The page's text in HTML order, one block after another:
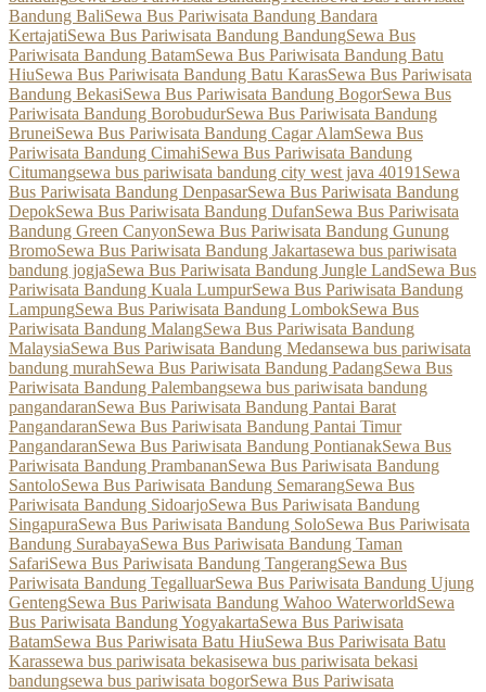
Bandung BaliSewa Bus Pariwisata Bandung Bandara
KertajatiSewa Bus Pariwisata Bandung BandungSewa Bus
Pariwisata Bandung BatamSewa Bus Pariwisata Bandung Batu
HiuSewa Bus Pariwisata Bandung Batu KarasSewa Bus Pariwisata
Bandung BekasiSewa Bus Pariwisata Bandung BogorSewa Bus
Pariwisata Bandung BorobudurSewa Bus Pariwisata Bandung
BruneiSewa Bus Pariwisata Bandung Cagar AlamSewa Bus
Pariwisata Bandung CimahiSewa Bus Pariwisata Bandung
Citumangsewa bus pariwisata bandung city west java 40191Sewa
Bus Pariwisata Bandung DenpasarSewa Bus Pariwisata Bandung
DepokSewa Bus Pariwisata Bandung DufanSewa Bus Pariwisata
Bandung Green CanyonSewa Bus Pariwisata Bandung Gunung
BromoSewa Bus Pariwisata Bandung Jakartasewa bus pariwisata
bandung jogjaSewa Bus Pariwisata Bandung Jungle LandSewa Bus
Pariwisata Bandung Kuala LumpurSewa Bus Pariwisata Bandung
LampungSewa Bus Pariwisata Bandung LombokSewa Bus
Pariwisata Bandung MalangSewa Bus Pariwisata Bandung
MalaysiaSewa Bus Pariwisata Bandung Medansewa bus pariwisata
bandung murahSewa Bus Pariwisata Bandung PadangSewa Bus
Pariwisata Bandung Palembangsewa bus pariwisata bandung
pangandaranSewa Bus Pariwisata Bandung Pantai Barat
PangandaranSewa Bus Pariwisata Bandung Pantai Timur
PangandaranSewa Bus Pariwisata Bandung PontianakSewa Bus
Pariwisata Bandung PrambananSewa Bus Pariwisata Bandung
SantoloSewa Bus Pariwisata Bandung SemarangSewa Bus
Pariwisata Bandung SidoarjoSewa Bus Pariwisata Bandung
SingapuraSewa Bus Pariwisata Bandung SoloSewa Bus Pariwisata
Bandung SurabayaSewa Bus Pariwisata Bandung Taman
SafariSewa Bus Pariwisata Bandung TangerangSewa Bus
Pariwisata Bandung TegalluarSewa Bus Pariwisata Bandung Ujung
GentengSewa Bus Pariwisata Bandung Wahoo WaterworldSewa
Bus Pariwisata Bandung YogyakartaSewa Bus Pariwisata
BatamSewa Bus Pariwisata Batu HiuSewa Bus Pariwisata Batu
Karassewa bus pariwisata bekasisewa bus pariwisata bekasi
bandungsewa bus pariwisata bogorSewa Bus Pariwisata